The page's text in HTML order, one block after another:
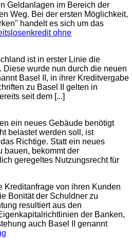
Geldanlagen im Bereich der
Weg. Bei der ersten Möglichkeit,
handelt es sich um das
ohne
ist in erster Linie die
wurde nun durch die neuen
Basel II, in ihrer Kreditvergabe
zu Basel II gelten in
seit dem [...]
ein neues Gebäude benötigt
belastet werden soll, ist
Richtige. Statt ein neues
bauen, bekommt der
geregeltes Nutzungsrecht für
Kreditanfrage von ihren Kunden
Bonität der Schuldner zu
resultiert aus den
der Banken,
auch Basel II genannt